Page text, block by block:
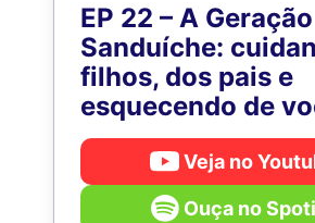
EP 22 – A Geração
Sanduíche:
filhos, dos pais e
esquecendo de
Veja no
Ouça no